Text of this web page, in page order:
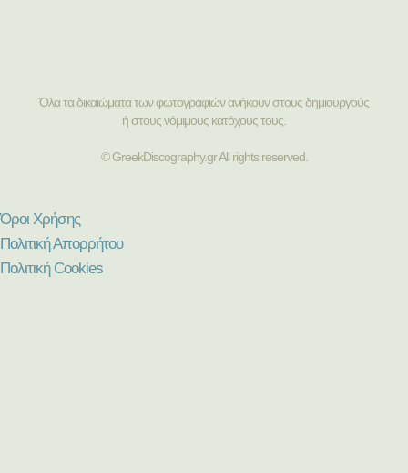
Όλα τα δικαιώματα των φωτογραφιών ανήκουν στους δημιουργούς
ή στους νόμιμους κατόχους τους.
© GreekDiscography.gr All rights reserved.
Όροι Χρήσης
Πολιτική Απορρήτου
Πολιτική Cookies